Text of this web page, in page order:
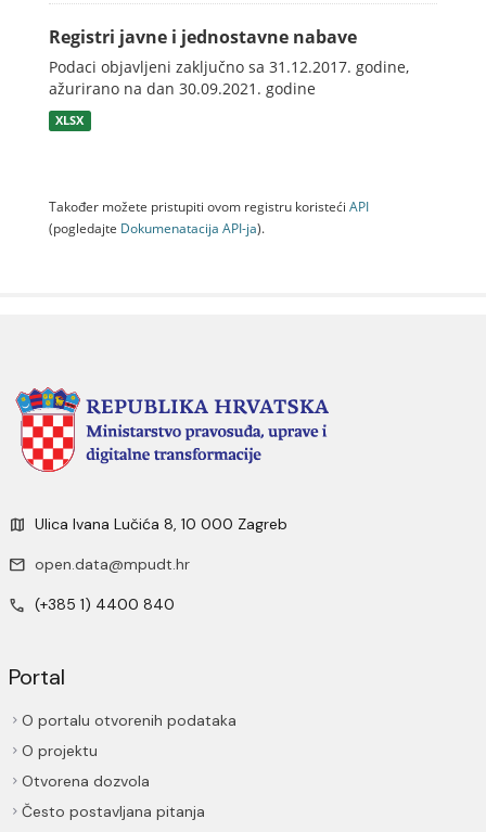
Registri javne i jednostavne nabave
Podaci objavljeni zaključno sa 31.12.2017. godine,
ažurirano na dan 30.09.2021. godine
XLSX
Također možete pristupiti ovom registru koristeći API
(pogledajte Dokumenаtаcijа API-jа).